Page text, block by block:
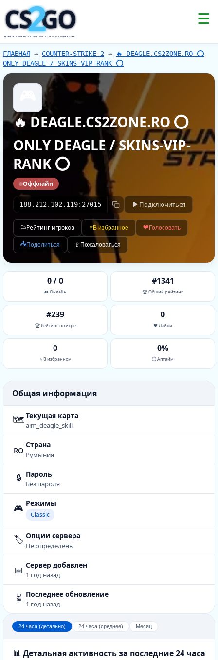
CS GO
2
МОНИТОРИНГ COUNTER-STRIKE СЕРВЕРОВ
☰
ГЛАВНАЯ → COUNTER-STRIKE 2 →
🔥 DEAGLE.CS2ZONE.RO ⭕
ONLY DEAGLE / SKINS-VIP-RANK ⭕
🔥 DEAGLE.CS2ZONE.RO ⭕
ONLY DEAGLE / SKINS-VIP-
RANK ⭕
Оффлайн
188.212.102.119:27015 Подключиться
📉Рейтинг игроков ⭐В избранное ❤️Голосовать
📤Поделиться 🚩 Пожаловаться
0 / 0
👥 Онлайн
#1341
🏆 Общий рейтинг
#239
🏆 Рейтинг по игре
0
❤️ Лайки
0
⭐ В избранном
0%
⏱ Аптайм
Общая информация
🗺Текущая карта
aim_deagle_skill
ro Страна
Румыния
🔒 Пароль
Без пароля
🎮 Режимы
Classic
🏷️ Опции сервера
Не определены
📅 Сервер добавлен
1 год назад
⏳ Последнее обновление
1 год назад
24 часа (детально) 24 часа (среднее) Месяц
📊 Детальная активность за последние 24 часа